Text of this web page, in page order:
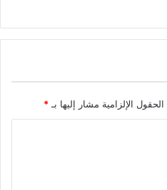
الحقول الإلزامية مشار إليها بـ*